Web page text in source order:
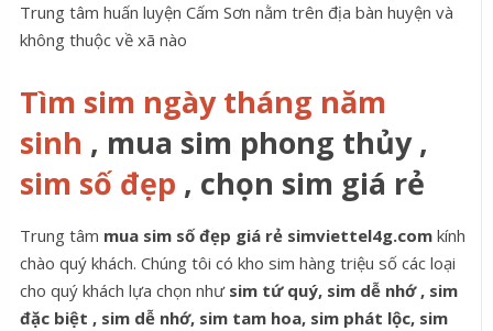
Trung tâm huấn luyện Cấm Sơn nằm trên địa bàn huyện và
không thuộc về xã nào
Tìm sim ngày tháng năm
sinh , mua sim phong thủy ,
sim số đẹp , chọn sim giá rẻ
Trung tâm mua sim số đẹp giá rẻ simviettel4g.com kính
chào quý khách. Chúng tôi có kho sim hàng triệu số các loại
cho quý khách lựa chọn như sim tứ quý, sim dễ nhớ , sim
đặc biệt , sim dễ nhớ, sim tam hoa, sim phát lộc, sim